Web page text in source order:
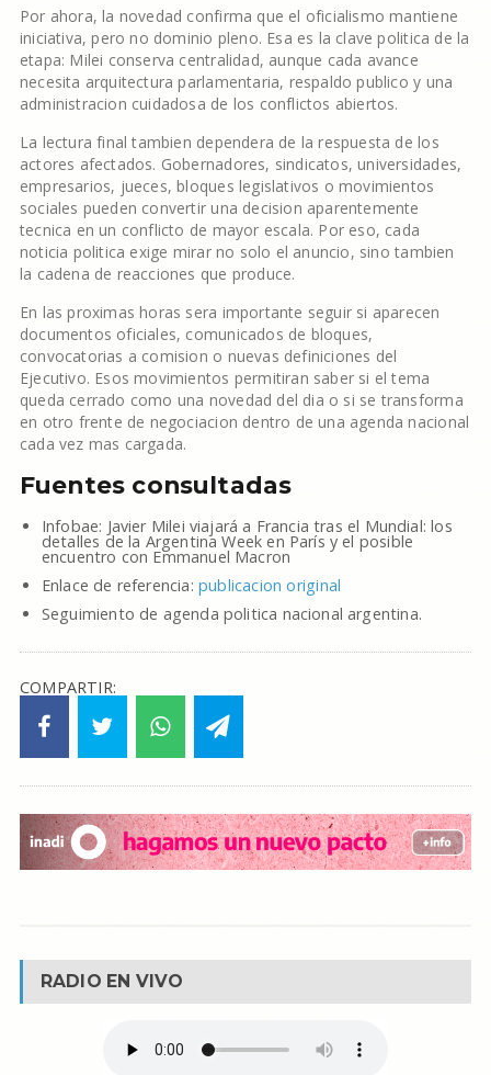
Por ahora, la novedad confirma que el oficialismo mantiene
iniciativa, pero no dominio pleno. Esa es la clave politica de la
etapa: Milei conserva centralidad, aunque cada avance
necesita arquitectura parlamentaria, respaldo publico y una
administracion cuidadosa de los conflictos abiertos.
La lectura final tambien dependera de la respuesta de los
actores afectados. Gobernadores, sindicatos, universidades,
empresarios, jueces, bloques legislativos o movimientos
sociales pueden convertir una decision aparentemente
tecnica en un conflicto de mayor escala. Por eso, cada
noticia politica exige mirar no solo el anuncio, sino tambien
la cadena de reacciones que produce.
En las proximas horas sera importante seguir si aparecen
documentos oficiales, comunicados de bloques,
convocatorias a comision o nuevas definiciones del
Ejecutivo. Esos movimientos permitiran saber si el tema
queda cerrado como una novedad del dia o si se transforma
en otro frente de negociacion dentro de una agenda nacional
cada vez mas cargada.
Fuentes consultadas
Infobae: Javier Milei viajará a Francia tras el Mundial: los
detalles de la Argentina Week en París y el posible
encuentro con Emmanuel Macron
Enlace de referencia: publicacion original
Seguimiento de agenda politica nacional argentina.
COMPARTIR:
RADIO EN VIVO